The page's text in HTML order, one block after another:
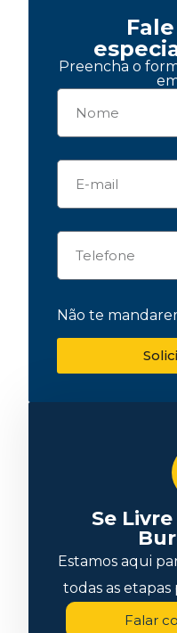
Preencha o
Não te
Se
Estamos aqui
todas as
Falar